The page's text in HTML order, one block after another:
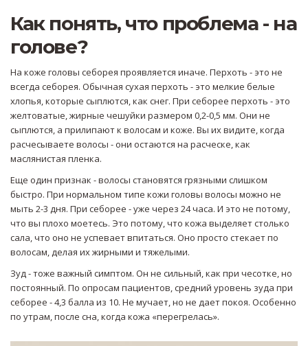
Как понять, что проблема - на
голове?
На коже головы себорея проявляется иначе. Перхоть - это не
всегда себорея. Обычная сухая перхоть - это мелкие белые
хлопья, которые сыплются, как снег. При себорее перхоть - это
желтоватые, жирные чешуйки размером 0,2-0,5 мм. Они не
сыплются, а прилипают к волосам и коже. Вы их видите, когда
расчесываете волосы - они остаются на расческе, как
маслянистая пленка.
Еще один признак - волосы становятся грязными слишком
быстро. При нормальном типе кожи головы волосы можно не
мыть 2-3 дня. При себорее - уже через 24 часа. И это не потому,
что вы плохо моетесь. Это потому, что кожа выделяет столько
сала, что оно не успевает впитаться. Оно просто стекает по
волосам, делая их жирными и тяжелыми.
Зуд - тоже важный симптом. Он не сильный, как при чесотке, но
постоянный. По опросам пациентов, средний уровень зуда при
себорее - 4,3 балла из 10. Не мучает, но не дает покоя. Особенно
по утрам, после сна, когда кожа «перегрелась».